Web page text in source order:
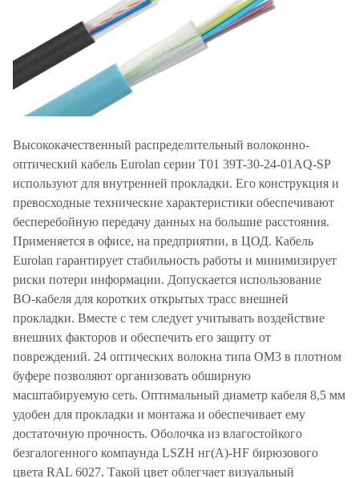
Высококачественный распределительный волоконно-
оптический кабель Eurolan серии T01 39T-30-24-01AQ-SP
используют для внутренней прокладки. Его конструкция и
превосходные технические характеристики обеспечивают
бесперебойную передачу данных на большие расстояния.
Применяется в офисе, на предприятии, в ЦОД. Кабель
Eurolan гарантирует стабильность работы и минимизирует
риски потери информации. Допускается использование
ВО-кабеля для коротких открытых трасс внешней
прокладки. Вместе с тем следует учитывать воздействие
внешних факторов и обеспечить его защиту от
повреждений. 24 оптических волокна типа OM3 в плотном
буфере позволяют организовать обширную
масштабируемую сеть. Оптимальный диаметр кабеля 8,5 мм
удобен для прокладки и монтажа и обеспечивает ему
достаточную прочность. Оболочка из влагостойкого
безгалогенного компаунда LSZH нг(A)-HF бирюзового
цвета RAL 6027. Такой цвет облегчает визуальный